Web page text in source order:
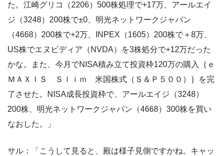
た。江崎グリコ（2206）500株処理で+17万、アールエイ
ジ（3248）200株で±0、明光ネットワークジャパン
（4668）200株で+2万、INPEX（1605）200株で＋8万、
US株でエヌビディア（NVDA）を3株処分で+12万だった
かな。また、今月でNISA積み立て投資枠120万の購入｛ｅ
ＭＡＸＩＳ Ｓｌｉｍ 米国株式（Ｓ＆Ｐ５００）｝を完
了させた。NISA成長投資枠で、アールエイジ（3248）
200株、明光ネットワークジャパン（4668）300株を買い
なおした。」
サル：「こうして見ると、殿は様子見側ですかね。キャッ